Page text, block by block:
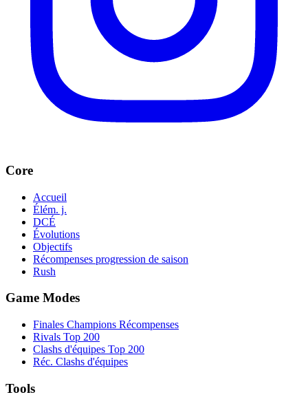
Core
Accueil
Élém. j.
DCÉ
Évolutions
Objectifs
Récompenses progression de saison
Rush
Game Modes
Finales Champions Récompenses
Rivals Top 200
Clashs d'équipes Top 200
Réc. Clashs d'équipes
Tools